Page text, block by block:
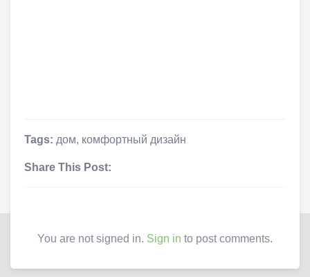
Tags: дом, комфортный дизайн
Share This Post:
You are not signed in. Sign in to post comments.